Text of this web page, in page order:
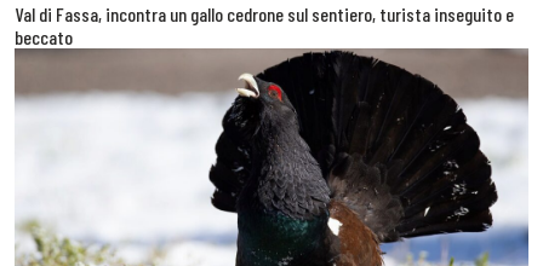
Val di Fassa, incontra un gallo cedrone sul sentiero, turista inseguito e
beccato